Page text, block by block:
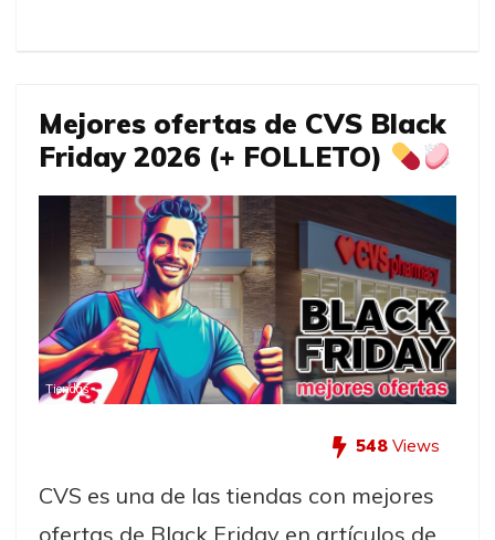
Mejores ofertas de CVS Black
Friday 2026 (+ FOLLETO)
Tiendas
548 Views
CVS es una de las tiendas con mejores
ofertas de Black Friday en artículos de